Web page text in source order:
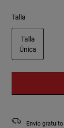
Talla
Talla
Única
Envío